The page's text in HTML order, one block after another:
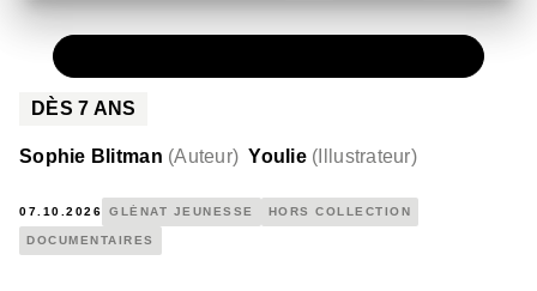
DÈS7 ANS
Sophie Blitman (Auteur) Youlie ( Illustrateur)
07.10.2026 GLÉNAT JEUNESSE HORS COLLECTION
DOCUMENTAIRES